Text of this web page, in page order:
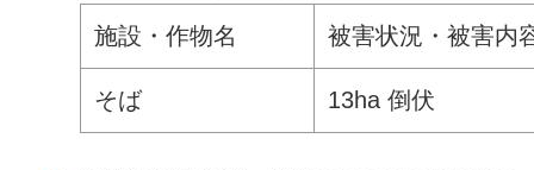
施設・作物名
被害状況・被害内
そば 13ha 倒伏